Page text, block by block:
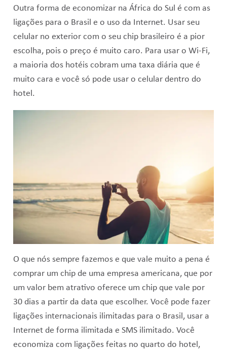
Outra forma de economizar na África do Sul é com as
ligações para o Brasil e o uso da Internet. Usar seu
celular no exterior com o seu chip brasileiro é a pior
escolha, pois o preço é muito caro. Para usar o Wi-Fi,
a maioria dos hotéis cobram uma taxa diária que é
muito cara e você só pode usar o celular dentro do
hotel.
O que nós sempre fazemos e que vale muito a pena é
comprar um chip de uma empresa americana, que por
um valor bem atrativo oferece um chip que vale por
30 dias a partir da data que escolher. Você pode fazer
ligações internacionais ilimitadas para o Brasil, usar a
Internet de forma ilimitada e SMS ilimitado. Você
economiza com ligações feitas no quarto do hotel,